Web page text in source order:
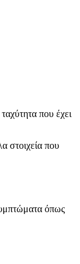
που έχει
στοιχεία που
όπως